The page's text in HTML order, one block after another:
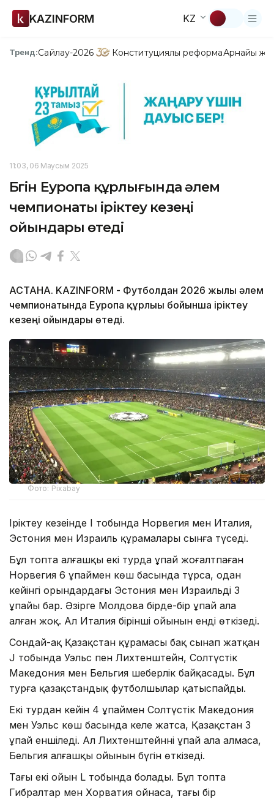
KAZINFORM KZ
Тренд:Сайлау-2026 Конституциялық реформаАрнайы
11:03, 06 Маусым 2025
Бүгін Еуропа құрлығында әлем
чемпионаты іріктеу кезеңі
ойындары өтеді
АСТАНА. KAZINFORM - Футболдан 2026 жылғы әлем
чемпионатында Еуропа құрлығы бойынша іріктеу
кезеңі ойындары өтеді.
Фото: Pixabay
Іріктеу кезеңінде І тобында Норвегия мен Италия,
Эстония мен Израиль құрамалары сынға түседі.
Бұл топта алғашқы екі турда ұпай жоғалтпаған
Норвегия 6 ұпаймен көш басында тұрса, одан
кейінгі орындардағы Эстония мен Израильдің 3
ұпайы бар. Әзірге Молдова бірде-бір ұпай ала
алған жоқ. Ал Италия бірінші ойынын енді өткізеді.
Сондай-ақ Қазақстан құрамасы бақ сынап жатқан
J тобында Уэльс пен Лихтенштейн, Солтүстік
Македония мен Бельгия шеберлік байқасады. Бұл
турға қазақстандық футболшылар қатыспайды.
Екі турдан кейін 4 ұпаймен Солтүстік Македония
мен Уэльс көш басында келе жатса, Қазақстан 3
ұпай еншіледі. Ал Лихтенштейннің ұпай ала алмаса,
Бельгия алғашқы ойынын бүгін өткізеді.
Тағы екі ойын L тобында болады. Бұл топта
Гибралтар мен Хорватия ойнаса, тағы бір